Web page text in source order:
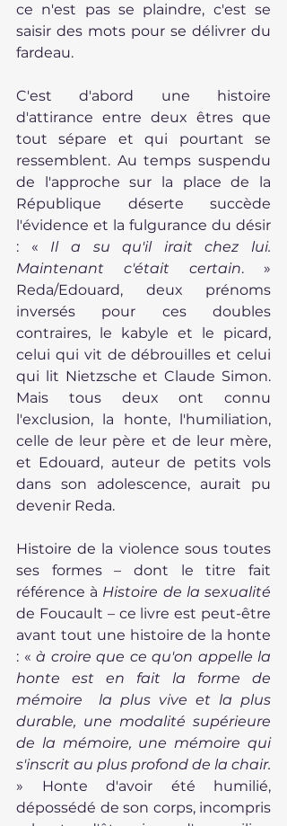
ce n'est pas se plaindre, c'est se
saisir des mots pour se délivrer du
fardeau.
C'est d'abord une histoire
d'attirance entre deux êtres que
tout sépare et qui pourtant se
ressemblent. Au temps suspendu
de l'approche sur la place de la
République déserte succède
l'évidence et la fulgurance du désir
: « Il a su qu'il irait chez lui.
Maintenant c'était certain. »
Reda/Edouard, deux prénoms
inversés pour ces doubles
contraires, le kabyle et le picard,
celui qui vit de débrouilles et celui
qui lit Nietzsche et Claude Simon.
Mais tous deux ont connu
l'exclusion, la honte, l'humiliation,
celle de leur père et de leur mère,
et Edouard, auteur de petits vols
dans son adolescence, aurait pu
devenir Reda.
Histoire de la violence sous toutes
ses formes – dont le titre fait
référence à
de Foucault – ce livre est peut-être
avant tout une histoire de la honte
: « à croire que ce qu'on appelle la
honte est en fait la forme de
mémoire  la plus vive et la plus
durable, une modalité supérieure
de la mémoire, une mémoire qui
» Honte d'avoir été humilié,
dépossédé de son corps, incompris